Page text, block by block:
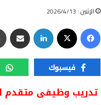
الإثنين : 2026/4/13
فيسبوك لينكدإن
تدريب وظيفى متقدم